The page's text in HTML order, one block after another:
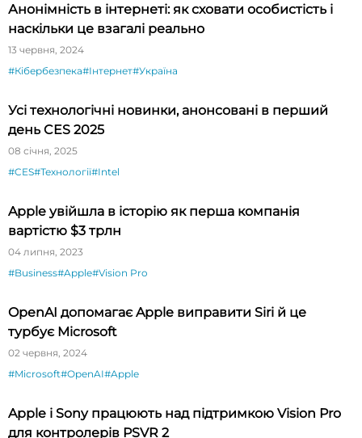
Анонімність в інтернеті: як сховати особистість і
наскільки це взагалі реально
13 червня, 2024
#Кібербезпека#Інтернет#Україна
Усі технологічні новинки, анонсовані в перший
день CES 2025
08 січня, 2025
#CES#Технології#Intel
Apple увійшла в історію як перша компанія
вартістю $3 трлн
04 липня, 2023
#Business#Apple#Vision Pro
OpenAI допомагає Apple виправити Siri й це
турбує Microsoft
02 червня, 2024
#Microsoft#OpenAI#Apple
Apple і Sony працюють над підтримкою Vision Pro
для контролерів PSVR 2